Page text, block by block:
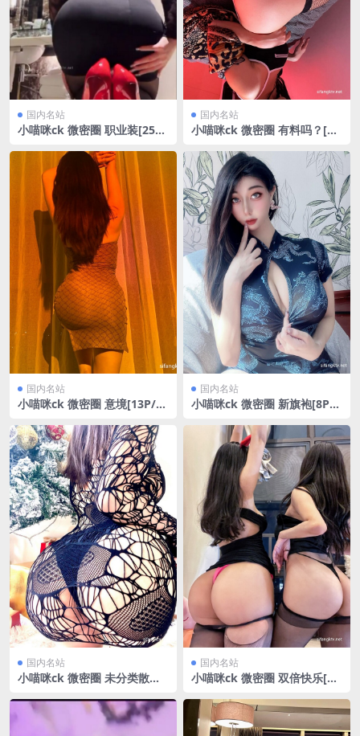
国内名站
小喵咪ck 微密圈 职业装[25P/
国内名站
小喵咪ck 微密圈 有料吗？[21
国内名站
小喵咪ck 微密圈 意境[13P/8.
国内名站
小喵咪ck 微密圈 新旗袍[8P/2
国内名站
小喵咪ck 微密圈 未分类散图
国内名站
小喵咪ck 微密圈 双倍快乐[25